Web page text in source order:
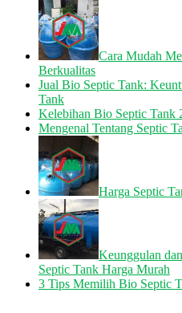
Cara Mudah
Berkualitas
Jual Bio Septic Tank:
Tank
Kelebihan Bio Septic Tank
Mengenal Tentang Septic
Harga Septic
Keunggulan
Septic Tank Harga Murah
3 Tips Memilih Bio Septic